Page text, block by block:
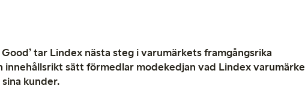
tar Lindex nästa steg i varumärkets framgångsrika
sätt förmedlar modekedjan vad Lindex varumärke
kunder.